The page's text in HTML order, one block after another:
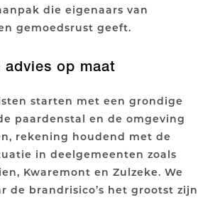
die eigenaars van
gemoedsrust geeft.
advies op maat
starten met een grondige
paardenstal en de omgeving
rekening houdend met de
in deelgemeenten zoals
Kwaremont en Zulzeke. We
de brandrisico’s het grootst zijn